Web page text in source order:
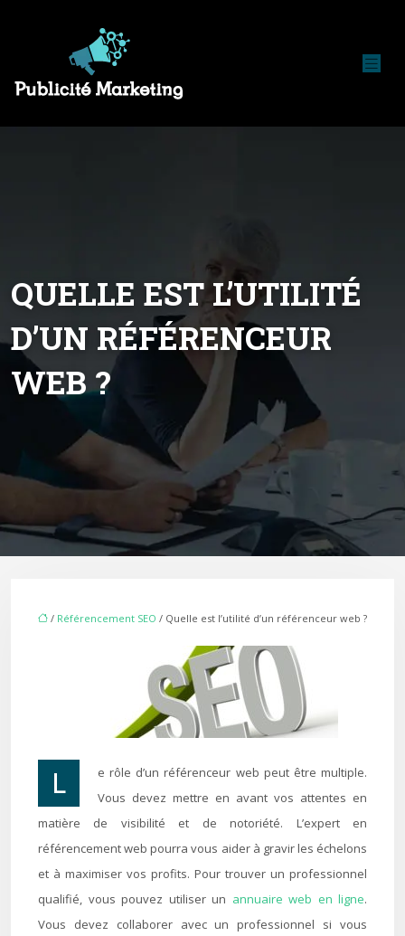
QUELLE EST L’UTILITÉ
D’UN RÉFÉRENCEUR
WEB ?
/ Référencement SEO / Quelle est l’utilité d’un référenceur web ?
Le rôle d’un référenceur web peut être multiple.
Vous devez mettre en avant vos attentes en
matière de visibilité et de notoriété. L’expert en
référencement web pourra vous aider à gravir les échelons
et à maximiser vos profits. Pour trouver un professionnel
qualifié, vous pouvez utiliser un annuaire web en ligne.
Vous devez collaborer avec un professionnel si vous